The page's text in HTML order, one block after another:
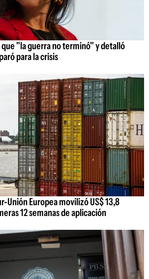
que "la guerra no terminó" y detalló
para la crisis
Unión Europea movilizó US$ 13,8
12 semanas de aplicación